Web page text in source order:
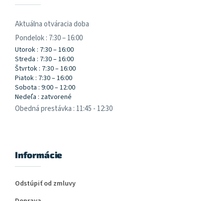
Aktuálna otváracia doba
Pondelok : 7:30 – 16:00
Utorok : 7:30 – 16:00
Streda : 7:30 – 16:00
Štvrtok : 7:30 – 16:00
Piatok : 7:30 – 16:00
Sobota : 9:00 – 12:00
Nedeľa : zatvorené
Obedná prestávka : 11:45 - 12:30
Informácie
Odstúpiť od zmluvy